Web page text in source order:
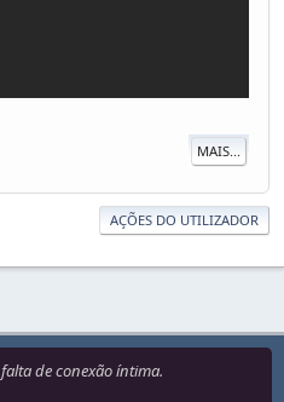
MAIS...
AÇÕES DO UTILIZADOR
de conexão íntima.